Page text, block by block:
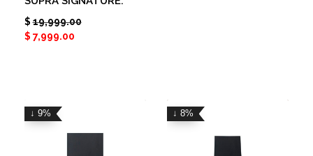
$ 19,999.00
$ 7,999.00
↓ 9% ↓ 8%